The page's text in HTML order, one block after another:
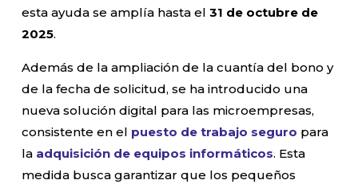
esta ayuda se amplía hasta el31 de octubre de
2025.
Además de la ampliación de la cuantía del bono y
de la fecha de solicitud, se ha introducido una
nueva solución digital para las microempresas,
consistente en el puesto de trabajo seguro para
la adquisición de equipos informáticos. Esta
medida busca garantizar que los pequeños